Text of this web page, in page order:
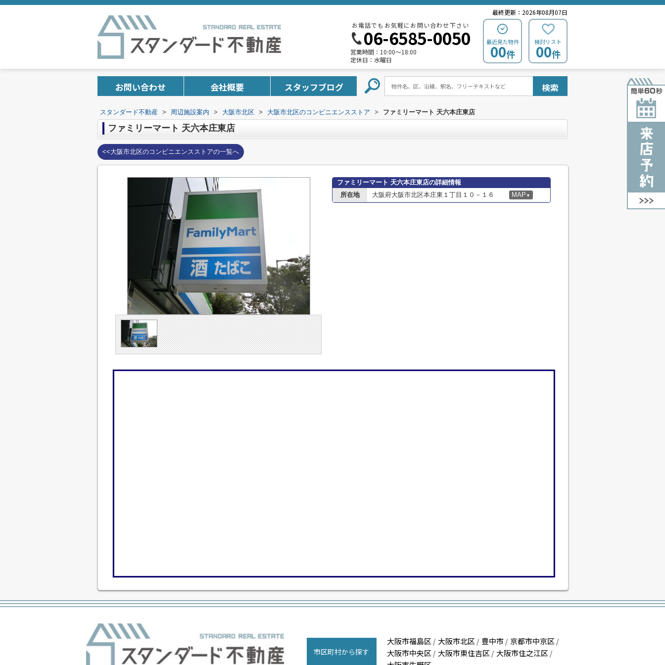
最終更新：2026年08月07日
お電話でもお気軽にお問い合わせ下さい
06-6585-0050
営業時間： 10:00～18:00
定休日： 水曜日
最近見た物件
00件
検討リスト
00件
お問い合わせ 会社概要 スタッフブログ 検索
スタンダード不動産 > 周辺施設案内 > 大阪市北区 > 大阪市北区のコンビニエンスストア > ファミリーマート 天六本庄東店
ファミリーマート 天六本庄東店
<<大阪市北区のコンビニエンスストアの一覧へ
ファミリーマート 天六本庄東店の詳細情報
所在地
大阪府大阪市北区本庄東１丁目１０－１６ MAP ▼
市区町村から探す
大阪市福島区 / 大阪市北区 / 豊中市 / 京都市中京区 /
大阪市中央区 / 大阪市東住吉区 / 大阪市住之江区 /